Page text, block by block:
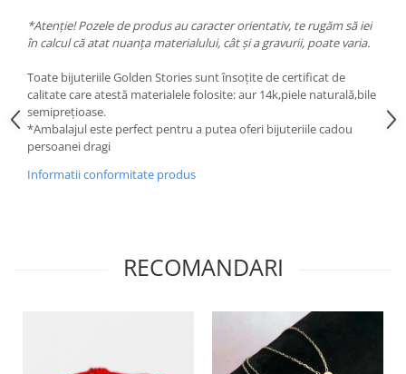
*Atenție! Pozele de produs au caracter orientativ, te rugăm să iei
în calcul că atat nuanța materialului, cât și a gravurii, poate varia.
Toate bijuteriile Golden Stories sunt însoțite de certificat de
calitate care atestă materialele folosite: aur 14k,piele naturală,bile
semiprețioase.
*Ambalajul este perfect pentru a putea oferi bijuteriile cadou
persoanei dragi
Informatii conformitate produs
RECOMANDARI